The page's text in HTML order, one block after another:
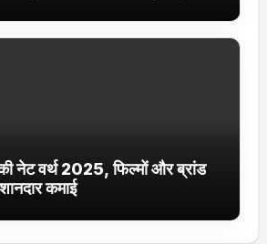
नेट वर्थ 2025, फिल्मों और ब्रांड
कमाई